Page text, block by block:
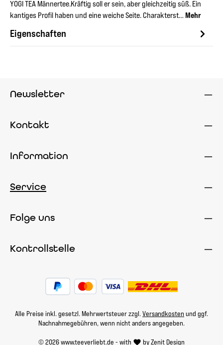
YOGI TEA Männertee.Kräftig soll er sein, aber gleichzeitig süß. Ein
kantiges Profil haben und eine weiche Seite. Charakterst… Mehr
Eigenschaften
Newsletter
Kontakt
Information
Service
Folge uns
Kontrollstelle
© 2026 www.teeverliebt.de - with byZenit Design
Alle Preise inkl. gesetzl. Mehrwertsteuer zzgl. Versandkosten und ggf.
Nachnahmegebühren, wenn nicht anders angegeben.